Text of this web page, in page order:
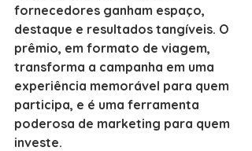
fornecedores ganham espaço,
destaque e resultados tangíveis. O
prêmio, em formato de viagem,
transforma a campanha em uma
experiência memorável para quem
participa, e é uma ferramenta
poderosa de marketing para quem
investe.